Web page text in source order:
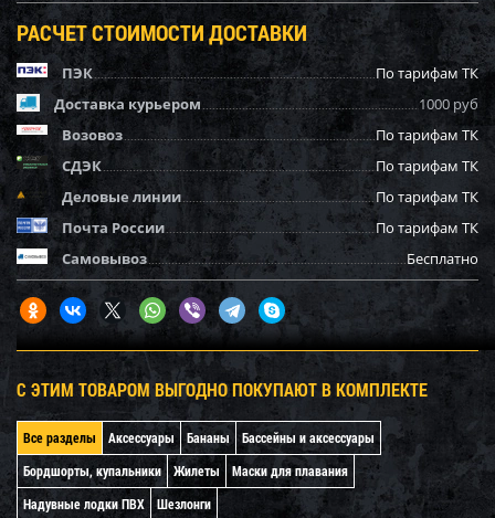
РАСЧЕТ СТОИМОСТИ ДОСТАВКИ
ПЭК
По тарифам ТК
Доставка курьером
1000 руб
Возовоз
По тарифам ТК
СДЭК
По тарифам ТК
Деловые линии
По тарифам ТК
Почта России
По тарифам ТК
Самовывоз
Бесплатно
С ЭТИМ ТОВАРОМ ВЫГОДНО ПОКУПАЮТ В КОМПЛЕКТЕ
Все разделы Аксессуары Бананы
Бассейны и аксессуары
Бордшорты, купальники
Жилеты
Маски для плавания
Надувные лодки ПВХ
Шезлонги